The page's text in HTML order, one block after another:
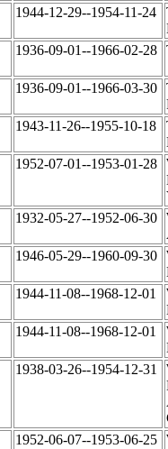
1944-12-29--1954-11-24
1936-09-01--1966-02-28
1936-09-01--1966-03-30
1943-11-26--1955-10-18
1952-07-01--1953-01-28
1932-05-27--1952-06-30
1946-05-29--1960-09-30
1944-11-08--1968-12-01
1944-11-08--1968-12-01
1938-03-26--1954-12-31
1952-06-07--1953-06-25